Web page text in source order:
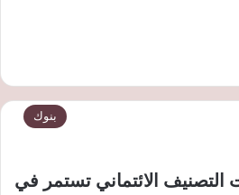
بنوك
الائتماني تستمر في